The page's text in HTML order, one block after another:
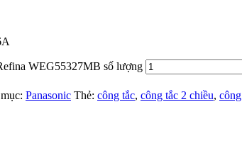
WEG55327MB số lượng
Panasonic Thẻ: công tắc, công tắc 2 chiều,